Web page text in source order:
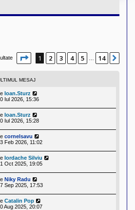
Pagina din 14
1 2 3 4 5 14
MESAJ
Ioan.Sturz
Iul 2026, 15:36
Ioan.Sturz
Iul 2026, 15:28
cornelsavu
Feb 2026, 11:02
Iordache Silviu
Oct 2025, 19:05
Niky Radu
Sep 2025, 17:53
Catalin Pop
Aug 2025, 20:07